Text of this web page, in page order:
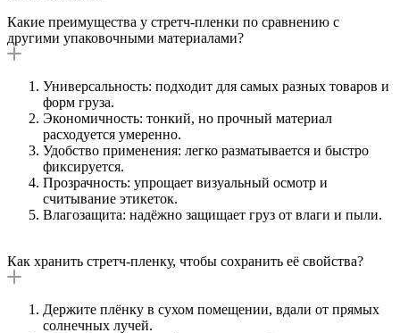
Какие преимущества у стретч-пленки по сравнению с
другими упаковочными материалами?
Универсальность: подходит для самых разных товаров и
форм груза.
Экономичность: тонкий, но прочный материал
расходуется умеренно.
Удобство применения: легко разматывается и быстро
фиксируется.
Прозрачность: упрощает визуальный осмотр и
считывание этикеток.
Влагозащита: надёжно защищает груз от влаги и пыли.
Как хранить стретч-пленку, чтобы сохранить её свойства?
Держите плёнку в сухом помещении, вдали от прямых
солнечных лучей.